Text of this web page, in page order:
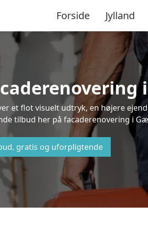
Forside Jylland
et flot visuelt udtryk, en højere
tilbud her på facaderenovering i
gratis og uforpligtende